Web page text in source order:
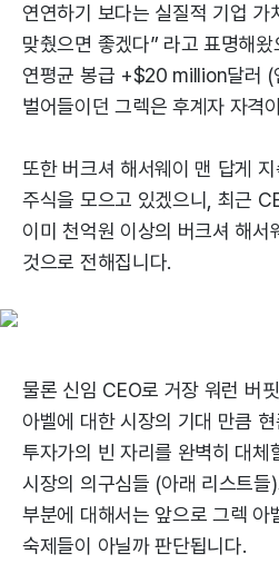
연연하기 보다는 실질적 기업 가
맞췄으면 좋겠다” 라고 표명해
연평균 봉급 +$20 million달러
벌어들이던 그렉은 후계자 자격
또한 버크셔 해서웨이 맨 답게
주식을 모으고 있겠으니, 최근
이미 천억원 이상의 버크셔 해서
것으로 전해집니다.
물론 신임 CEO로 거장 워런 버
아벨에 대한 시장의 기대 만큼
투자가의 빈 자리를 완벽히 대체
시장의 의구심들 (아래 리스트들
부분에 대해서는 앞으로 그렉 아
숙제들이 아닐까 판단됩니다.